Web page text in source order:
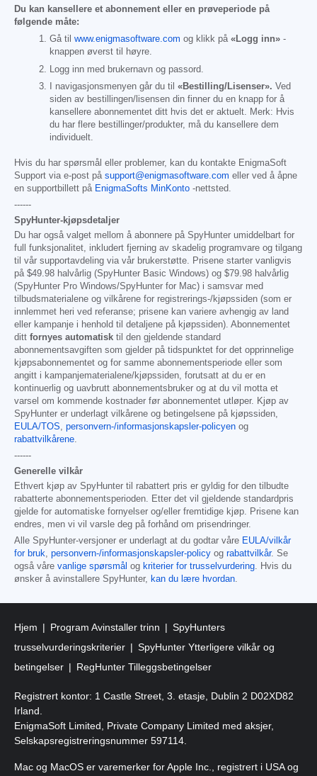
Du kan kansellere et abonnement eller en prøveperiode på
følgende måte:
Gå til www.enigmasoftware.com og klikk på «Logg inn» -
knappen øverst til høyre.
Logg inn med brukernavn og passord.
I navigasjonsmenyen går du til «Bestilling/Lisenser». Ved
siden av bestillingen/lisensen din finner du en knapp for å
kansellere abonnementet ditt hvis det er aktuelt. Merk: Hvis
du har flere bestillinger/produkter, må du kansellere dem
individuelt.
Hvis du har spørsmål eller problemer, kan du kontakte EnigmaSoft
Support via e-post på support@enigmasoftware.com eller ved å åpne
en supportbillett på EnigmaSofts MinKonto -nettsted.
------
SpyHunter-kjøpsdetaljer
Du har også valget mellom å abonnere på SpyHunter umiddelbart for
full funksjonalitet, inkludert fjerning av skadelig programvare og tilgang
til vår supportavdeling via vår brukerstøtte. Prisene starter vanligvis
på $49.98 halvårlig (SpyHunter Basic Windows) og $79.98 halvårlig
(SpyHunter Pro Windows/SpyHunter for Mac) i samsvar med
tilbudsmaterialene og vilkårene for registrerings-/kjøpssiden (som er
innlemmet heri ved referanse; prisene kan variere avhengig av land
eller kampanje i henhold til detaljene på kjøpssiden). Abonnementet
ditt fornyes automatisk til den gjeldende standard
abonnementsavgiften som gjelder på tidspunktet for det opprinnelige
kjøpsabonnementet og for samme abonnementsperiode eller som
angitt i kampanjematerialene/kjøpssiden, forutsatt at du er en
kontinuerlig og uavbrutt abonnementsbruker og at du vil motta et
varsel om kommende kostnader før abonnementet utløper. Kjøp av
SpyHunter er underlagt vilkårene og betingelsene på kjøpssiden,
EULA/TOS, personvern-/informasjonskapsler-policyen og
rabattvilkårene.
------
Generelle vilkår
Ethvert kjøp av SpyHunter til rabattert pris er gyldig for den tilbudte
rabatterte abonnementsperioden. Etter det vil gjeldende standardpris
gjelde for automatiske fornyelser og/eller fremtidige kjøp. Prisene kan
endres, men vi vil varsle deg på forhånd om prisendringer.
Alle SpyHunter-versjoner er underlagt at du godtar våre EULA/vilkår
for bruk, personvern-/informasjonskapsler-policy og rabattvilkår. Se
også våre vanlige spørsmål og kriterier for trusselvurdering. Hvis du
ønsker å avinstallere SpyHunter, kan du lære hvordan.
Hjem Program Avinstaller trinn
SpyHunters
trusselvurderingskriterier
SpyHunter Ytterligere vilkår og
betingelser
RegHunter Tilleggsbetingelser
Registrert kontor: 1 Castle Street, 3. etasje, Dublin 2 D02XD82
Irland.
EnigmaSoft Limited, Private Company Limited med aksjer,
Selskapsregistreringsnummer 597114.
Mac og MacOS er varemerker for Apple Inc., registrert i USA og